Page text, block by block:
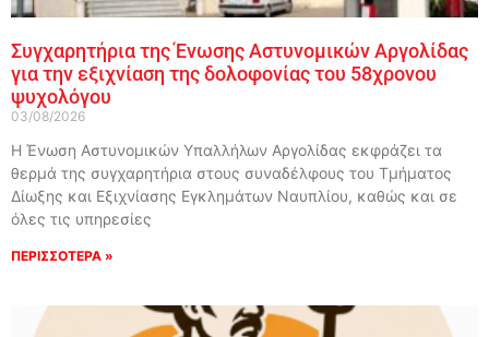
Συγχαρητήρια της Ένωσης Αστυνομικών Αργολίδας
για την εξιχνίαση της δολοφονίας του 58χρονου
ψυχολόγου
03/08/2026
Η Ένωση Αστυνομικών Υπαλλήλων Αργολίδας εκφράζει τα
θερμά της συγχαρητήρια στους συναδέλφους του Τμήματος
Δίωξης και Εξιχνίασης Εγκλημάτων Ναυπλίου, καθώς και σε
όλες τις υπηρεσίες
ΠΕΡΙΣΣΟΤΕΡΑ »